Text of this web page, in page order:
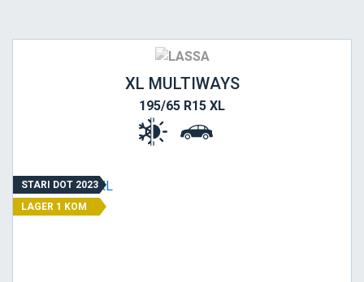
XL MULTIWAYS
195/65 R15 XL
STARI DOT 2023
LAGER 1 KOM